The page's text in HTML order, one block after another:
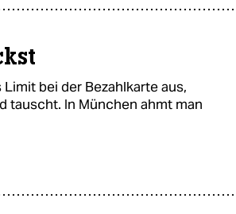
bei der Bezahlkarte aus,
tauscht. In München ahmt man